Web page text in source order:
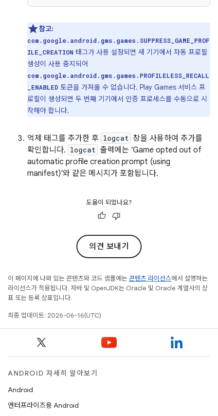
참고:
com.google.android.gms.games.SUPPRESS_GAME_PROF
ILE_CREATION 태그가 사용 설정되면 새 기기에서 자동 프로필
생성이 사용 중지되어
com.google.android.gms.games.PROFILELESS_RECALL
_ENABLED 토큰을 가져올 수 없습니다. Play Games 서비스 프
로필이 생성되면 두 번째 기기에서 인증 프로세스를 수동으로 시
작해야 합니다.
억제 태그를 추가한 후 logcat 창을 사용하여 추가를
확인합니다. logcat 출력에는 'Game opted out of
automatic profile creation prompt (using
manifest)'와 같은 메시지가 포함됩니다.
도움이 되었나요?
의견 보내기
이 페이지에 나와 있는 콘텐츠와 코드 샘플에는 콘텐츠 라이선스에서 설명하는
라이선스가 적용됩니다. 자바 및 OpenJDK는 Oracle 및 Oracle 계열사의 상
표 또는 등록 상표입니다.
최종 업데이트: 2026-06-16(UTC)
ANDROID 자세히 알아보기
Android
엔터프라이즈용 Android